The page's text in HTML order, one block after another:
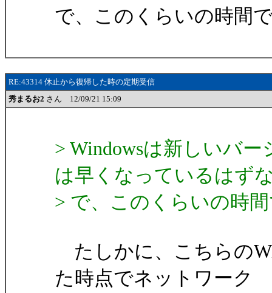
で、このくらいの時間
RE:43314 休止から復帰した時の定期受信
秀まるお2 さん 12/09/21 15:09
> Windowsは新しいバ
は早くなっているはず
> で、このくらいの時
たしかに、こちらの
た時点でネットワーク